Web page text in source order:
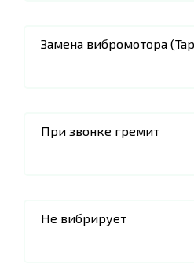
Замена вибромотора
При звонке гремит
Не вибрирует